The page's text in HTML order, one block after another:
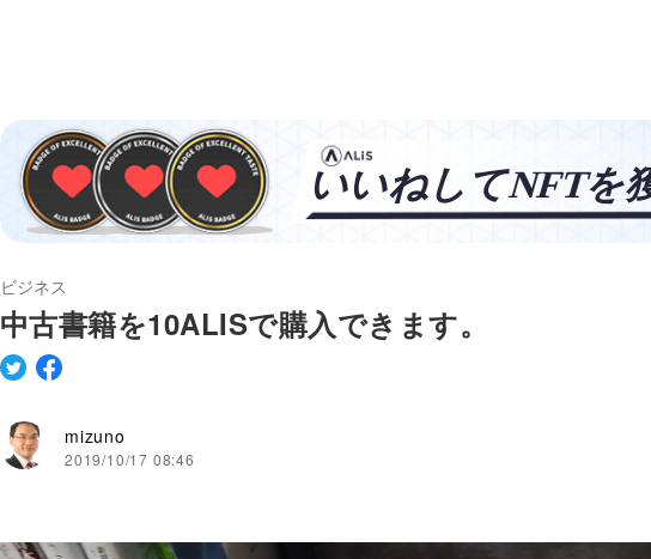
ビジネス
中古書籍を10ALISで購入できます。
mizuno
2019/10/17 08:46